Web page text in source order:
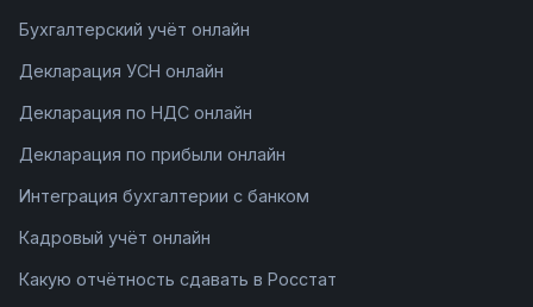
Бухгалтерский учёт онлайн
Декларация УСН онлайн
Декларация по НДС онлайн
Декларация по прибыли онлайн
Интеграция бухгалтерии с банком
Кадровый учёт онлайн
Какую отчётность сдавать в Росстат